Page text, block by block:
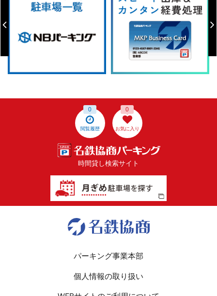
閲覧履歴
0
お気に入り
0
時間貸し検索サイト
パーキング事業本部
個人情報の取り扱い